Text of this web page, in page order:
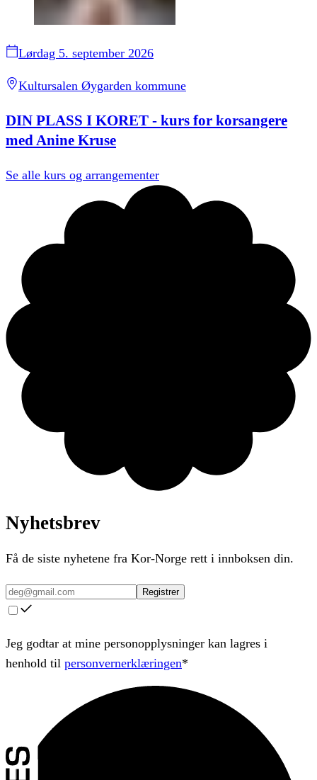
Lørdag 5. september 2026
Kultursalen Øygarden kommune
DIN PLASS I KORET - kurs for korsangere
med Anine Kruse
Se alle kurs og arrangementer
Nyhetsbrev
Få de siste nyhetene fra Kor-Norge rett i innboksen din.
Registrer
Jeg godtar at mine personopplysninger kan lagres i
henhold til personvernerklæringen*